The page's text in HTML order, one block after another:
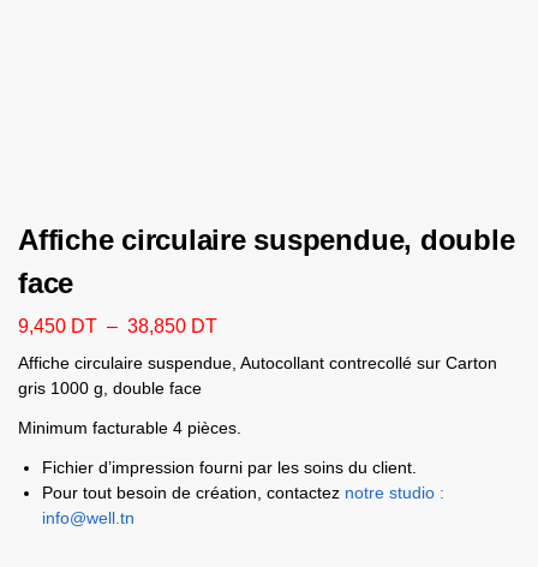
Affiche circulaire suspendue, double
face
9,450 DT – 38,850 DT
Affiche circulaire suspendue, Autocollant contrecollé sur Carton
gris 1000 g, double face
Minimum facturable 4 pièces.
Fichier d’impression fourni par les soins du client.
Pour tout besoin de création, contactez notre studio :
info@well.tn